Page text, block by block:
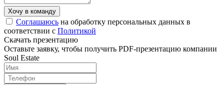
Соглашаюсь на обработку персональных данных в
соответствии с Политикой
Скачать презентацию
Оставьте заявку, чтобы получить PDF-презентацию компании
Soul Estate